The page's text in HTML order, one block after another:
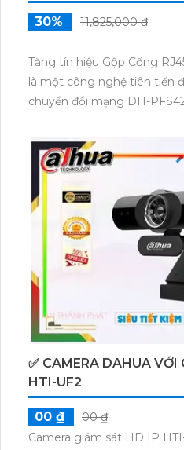
30% 11,825,000 ₫
Tăng tín hiệu Gộp Cổng
là một công nghệ tiên tiến
chuyển đổi mạng DH-
mạng nhanh chóng và ổn
nguồn điện thông qua
và công sức. Sản phẩm
cổng RJ45, giúp tăng khả
dụng hiệu quả hơn.
✅ CAMERA DAHUA VỚI
HTI-UF2
00 ₫
00 ₫
Camera giám sát HD IP